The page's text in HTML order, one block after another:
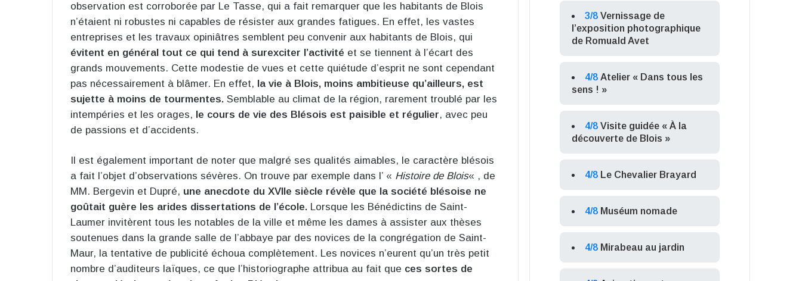
observation est corroborée par Le Tasse, qui a fait remarquer que les habitants de Blois
n’étaient ni robustes ni capables de résister aux grandes fatigues. En effet, les vastes
entreprises et les travaux opiniâtres semblent peu convenir aux habitants de Blois, qui
évitent en général tout ce qui tend à surexciter l’activité et se tiennent à l’écart des
grands mouvements. Cette modestie de vues et cette quiétude d’esprit ne sont cependant
pas nécessairement à blâmer. En effet, la vie à Blois, moins ambitieuse qu’ailleurs, est
sujette à moins de tourmentes. Semblable au climat de la région, rarement troublé par les
intempéries et les orages, le cours de vie des Blésois est paisible et régulier, avec peu
de passions et d’accidents.
Il est également important de noter que malgré ses qualités aimables, le caractère blésois
a fait l’objet d’observations sévères. On trouve par exemple dans l’ « Histoire de Blois« , de
MM. Bergevin et Dupré, une anecdote du XVIIe siècle révèle que la société blésoise ne
goûtait guère les arides dissertations de l’école. Lorsque les Bénédictins de Saint-
Laumer invitèrent tous les notables de la ville et même les dames à assister aux thèses
soutenues dans la grande salle de l’abbaye par des novices de la congrégation de Saint-
Maur, la tentative de publicité échoua complètement. Les novices n’eurent qu’un très petit
nombre d’auditeurs laïques, ce que l’historiographe attribua au fait que ces sortes de
3/8 Vernissage de
l’exposition photographique
de Romuald Avet
4/8 Atelier « Dans tous les
sens ! »
4/8 Visite guidée « À la
découverte de Blois »
4/8 Le Chevalier Brayard
4/8 Muséum nomade
4/8 Mirabeau au jardin